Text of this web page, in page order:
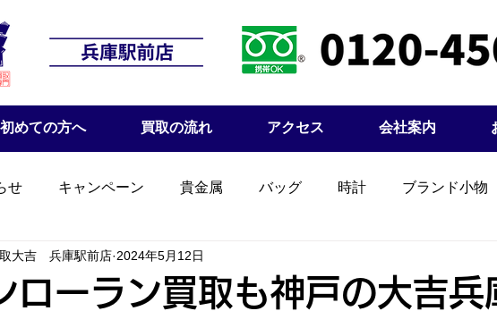
初めての方へ 買取の流れ アクセス 会社案内
せ キャンペーン 貴金属 バッグ 時計 ブランド小物
ローラン買取も神戸の大吉兵
大吉 兵庫駅前店 2024年5月12日